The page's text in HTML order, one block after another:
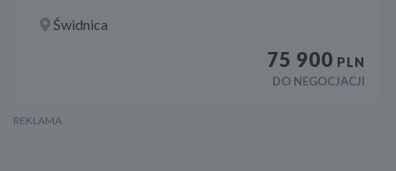
Świdnica
75 900 PLN
DO NEGOCJACJI